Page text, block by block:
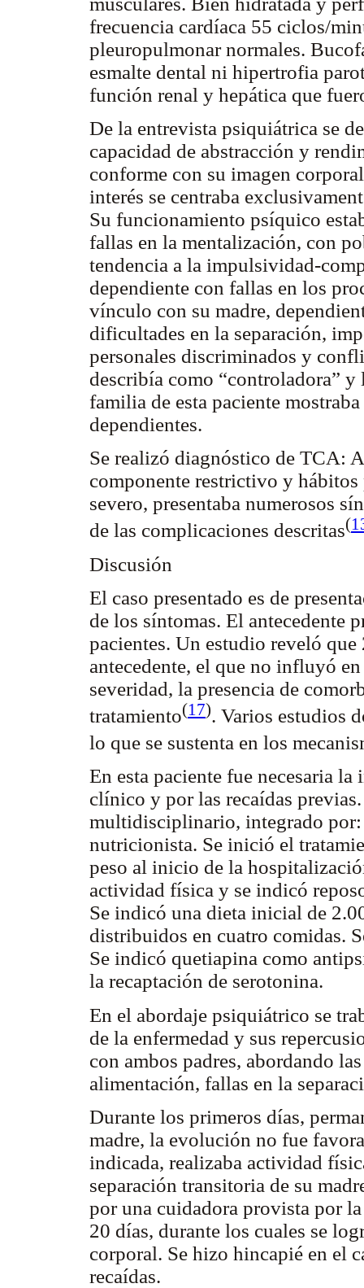
frecuencia cardíaca 55 ciclos/
pleuropulmonar normales.
esmalte dental ni hipertrofia
función renal y hepática que
De la entrevista psiquiátrica se
capacidad de abstracción y
conforme con su imagen
interés se centraba
Su funcionamiento psíquico
fallas en la mentalización, con
tendencia a la impulsividad-
dependiente con fallas en los
vínculo con su madre,
dificultades en la separación,
personales discriminados y
describía como “controladora”
familia de esta paciente
dependientes.
Se realizó diagnóstico de TCA:
componente restrictivo y
severo, presentaba numerosos
de las complicaciones descritas(
Discusión
El caso presentado es de
de los síntomas. El antecedente
pacientes. Un estudio reveló
antecedente, el que no influyó
severidad, la presencia de
tratamiento(17). Varios estudios
lo que se sustenta en los
En esta paciente fue necesaria
clínico y por las recaídas
multidisciplinario, integrado
nutricionista. Se inició el
peso al inicio de la
actividad física y se indicó
Se indicó una dieta inicial de
distribuidos en cuatro comidas.
Se indicó quetiapina como
la recaptación de serotonina.
En el abordaje psiquiátrico se
de la enfermedad y sus
con ambos padres, abordando
alimentación, fallas en la
Durante los primeros días,
madre, la evolución no fue
indicada, realizaba actividad
separación transitoria de su
por una cuidadora provista por
20 días, durante los cuales se
corporal. Se hizo hincapié en el
recaídas.